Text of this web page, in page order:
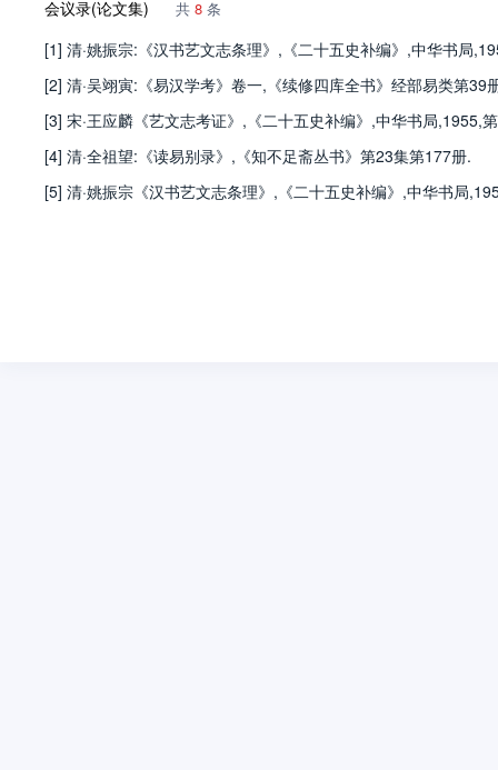
会议录(论文集) 共 8 条
[1] 清·姚振宗:《汉书艺文志条理》,《二十五史补编》,中华书局
[2] 清·吴翊寅:《易汉学考》卷一,《续修四库全书》经部易类第
[3] 宋·王应麟《艺文志考证》,《二十五史补编》,中华书局,1955,
[4] 清·全祖望:《读易别录》,《知不足斋丛书》第23集第177册.
[5] 清·姚振宗《汉书艺文志条理》,《二十五史补编》,中华书局